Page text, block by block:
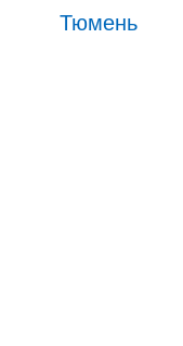
Тюмень